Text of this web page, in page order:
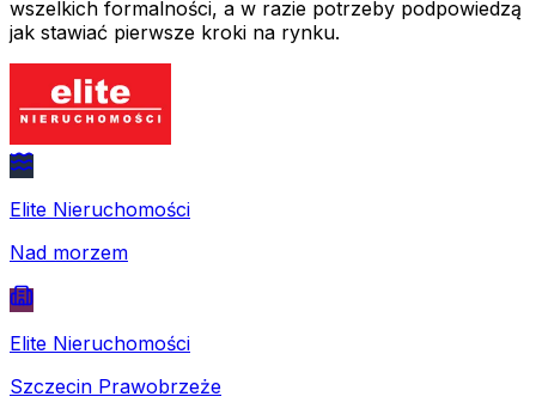
wszelkich formalności, a w razie potrzeby podpowiedzą
jak stawiać pierwsze kroki na rynku.
Elite Nieruchomości
Nad morzem
Elite Nieruchomości
Szczecin Prawobrzeże